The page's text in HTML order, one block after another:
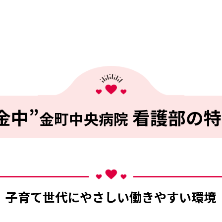
中”金町中央病院 看護部の
子育て世代にやさしい働きやすい環境